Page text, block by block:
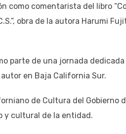
como comentarista del libro
obra de la autora Harumi
parte de una jornada
en Baja California Sur.
de Cultura del Gobierno
y cultural de la entidad.